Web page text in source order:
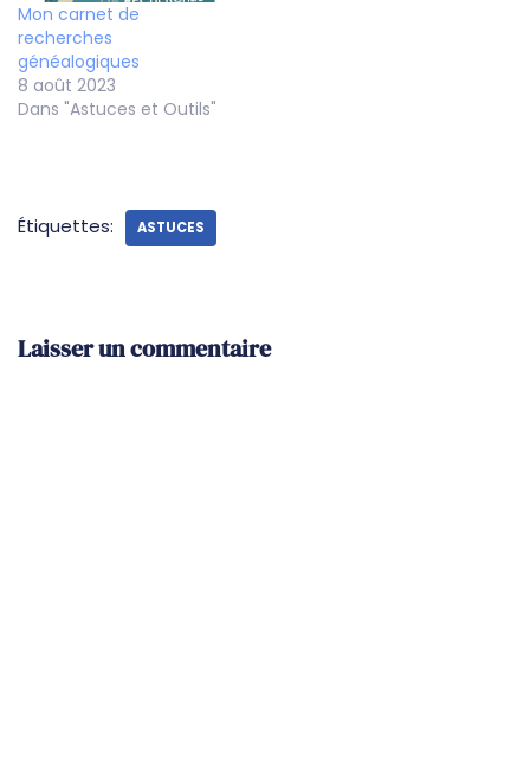
Mon carnet de
recherches
généalogiques
8 août 2023
Dans "Astuces et Outils"
Étiquettes: ASTUCES
Laisser un commentaire